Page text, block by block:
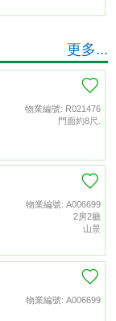
更多...
物業編號: R021476
門面約8尺.
物業編號: A006699
2房2廳
山景
物業編號: A006699